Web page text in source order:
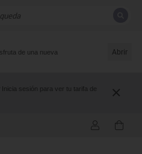
de una nueva
Abrir
Inicia sesión para ver tu tarifa de
de la búsqueda